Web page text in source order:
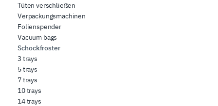
Tüten verschließen
Verpackungsmachinen
Folienspender
Vacuum bags
Schockfroster
3 trays
5 trays
7 trays
10 trays
14 trays